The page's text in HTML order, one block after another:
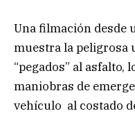
Una filmación desde
muestra la peligrosa
“pegados” al
maniobras de
vehículo al costado